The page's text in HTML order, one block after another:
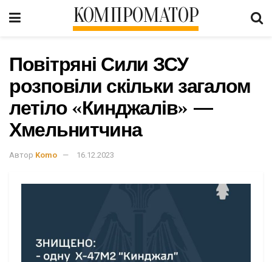
КОМПРОМАТОР
Повітряні Сили ЗСУ
розповіли скільки загалом
летіло «Кинджалів» —
Хмельнитчина
Автор Komo 16.12.2023